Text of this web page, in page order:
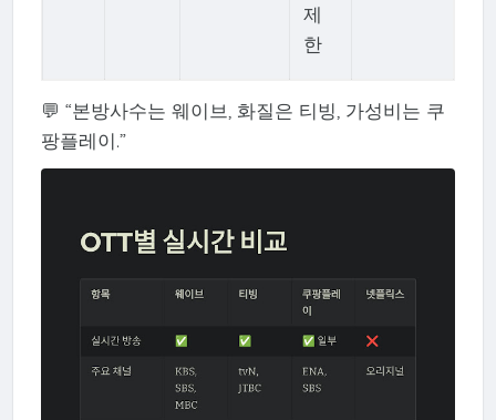
제
한
💬 “본방사수는 웨이브, 화질은 티빙, 가성비는 쿠
팡플레이.”